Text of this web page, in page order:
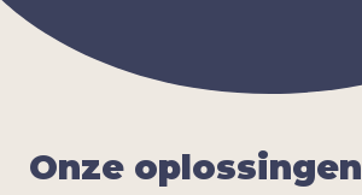
Onze oplos­sin­gen